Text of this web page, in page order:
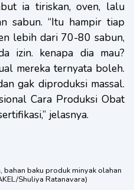
ia tiriskan, oven, lalu
sabun. “Itu hampir tiap
lebih dari 70-80 sabun,
izin. kenapa dia mau?
mereka ternyata boleh.
gak diproduksi massal.
Cara Produksi Obat
jelasnya.
baku produk minyak olahan
Shuliya Ratanavara)